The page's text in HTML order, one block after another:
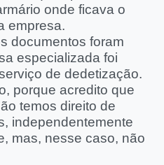
onde ficava o
empresa.
documentos foram
especializada foi
de dedetização.
porque acredito que
temos direito de
independentemente
mas, nesse caso, não